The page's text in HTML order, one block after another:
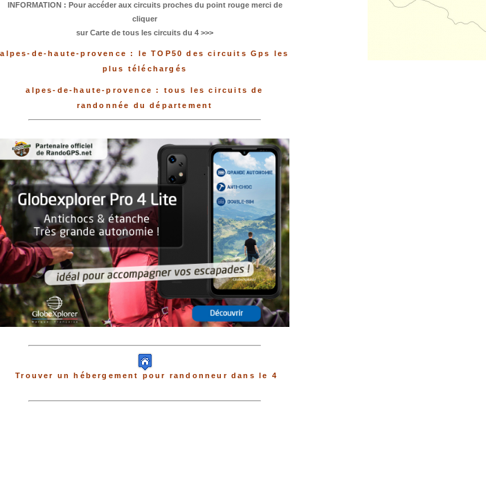
INFORMATION : Pour accéder aux circuits proches du point rouge merci de
cliquer
sur Carte de tous les circuits du 4 >>>
alpes-de-haute-provence : le TOP50 des circuits Gps les
plus téléchargés
alpes-de-haute-provence : tous les circuits de
randonnée du département
Trouver un hébergement pour randonneur dans le 4